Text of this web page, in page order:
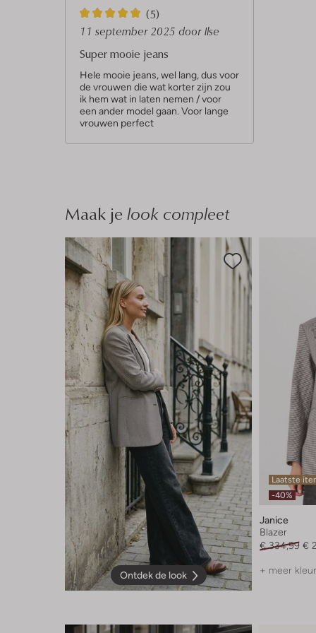
5
S
t
e
r
r
e
n
(5)
11 september 2025 door Ilse
Super mooie jeans
Hele mooie jeans, wel lang, dus voor
de vrouwen die wat korter zijn zou
ik hem wat in laten nemen / voor
een ander model gaan. Voor lange
vrouwen perfect
Maak je look compleet
Ontdek de look
Laatste
-40%
Janice
Blazer
€ 334,99 €
+ meer